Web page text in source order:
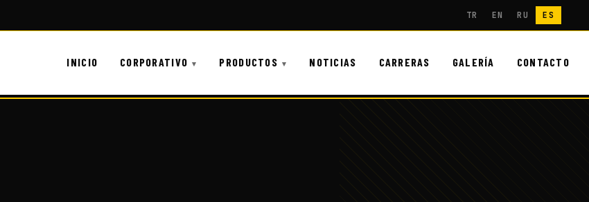
TR EN RU ES
INICIO CORPORATIVO PRODUCTOS NOTICIAS CARRERAS GALERÍA CONTACTO